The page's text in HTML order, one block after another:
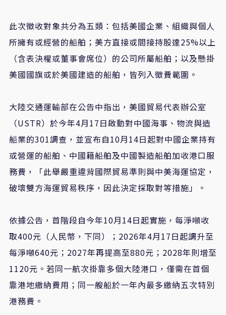
此次徵收對象共分為五類：包括美國企業、組織與個人
所擁有或經營的船舶；美方直接或間接持股達25%以上
（含表決權或董事會席位）的公司所屬船舶；以及懸掛
美國國旗或於美國建造的船舶，皆列入徵費範圍。
大陸交通運輸部在公告中指出，美國貿易代表辦公室
（USTR）於今年4月17日啟動對中國海事、物流與造
船業的301調查，並宣布自10月14日起對中國企業持有
或營運的船舶、中國籍船舶及中國製造船舶加收港口服
務費，「此舉嚴重違背國際貿易準則與中美海運協定，
破壞雙方海運貿易秩序，因此決定採取對等措施」。
依據公告，首階段自今年10月14日起實施，每淨噸收
取400元（人民幣，下同）；2026年4月17日起調升至
每淨噸640元；2027年再提高至880元；2028年則增至
1120元。若同一航次掛靠多個大陸港口，僅需在首個
靠港地繳納費用；同一艘船於一年內最多繳納五次特別
港務費。